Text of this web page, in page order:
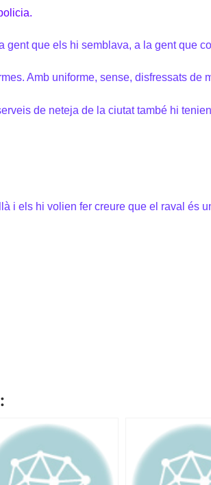
gent que els hi semblava, a la gent que
Amb uniforme, sense, disfressats de
de neteja de la ciutat també hi
i els hi volien fer creure que el raval és